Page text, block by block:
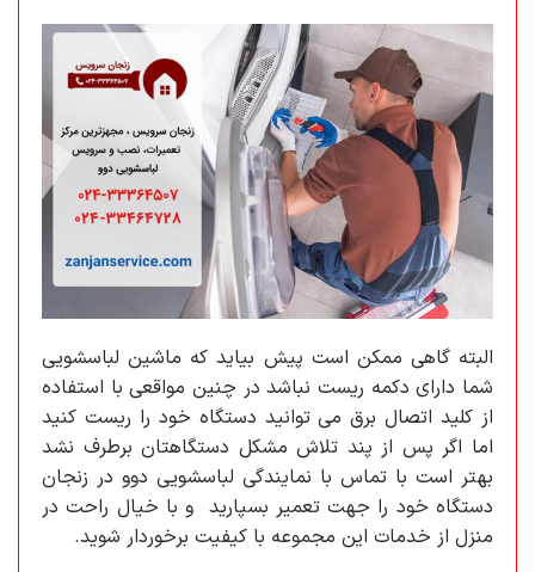
البته گاهی ممکن است پیش بیاید که ماشین لباسشویی
شما دارای دکمه ریست نباشد در چنین مواقعی با استفاده
از کلید اتصال برق می توانید دستگاه خود را ریست کنید
اما اگر پس از پند تلاش مشکل دستگاهتان برطرف نشد
بهتر است با تماس با نمایندگی لباسشویی دوو در زنجان
دستگاه خود را جهت تعمیر بسپارید و با خیال راحت در
منزل از خدمات این مجموعه با کیفیت برخوردار شوید.